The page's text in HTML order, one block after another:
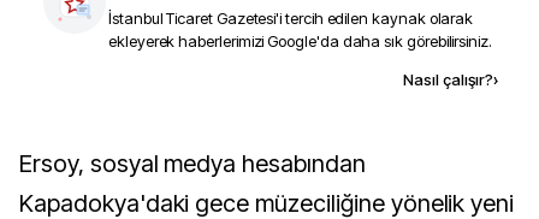
İstanbul Ticaret Gazetesi'i tercih edilen kaynak olarak
ekleyerek haberlerimizi Google'da daha sık görebilirsiniz.
Nasıl çalışır?›
Ersoy, sosyal medya hesabından
Kapadokya'daki gece müzeciliğine yönelik yeni